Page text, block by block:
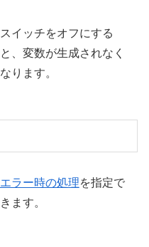
スイッチをオフにする
と、変数が生成されなく
なります。
エラー時の処理を指定で
きます。